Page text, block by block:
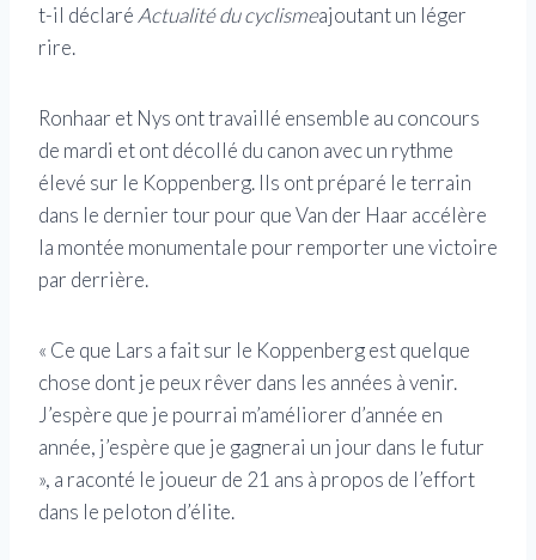
t-il déclaré Actualité du cyclismeajoutant un léger
rire.
Ronhaar et Nys ont travaillé ensemble au concours
de mardi et ont décollé du canon avec un rythme
élevé sur le Koppenberg. Ils ont préparé le terrain
dans le dernier tour pour que Van der Haar accélère
la montée monumentale pour remporter une victoire
par derrière.
« Ce que Lars a fait sur le Koppenberg est quelque
chose dont je peux rêver dans les années à venir.
J’espère que je pourrai m’améliorer d’année en
année, j’espère que je gagnerai un jour dans le futur
», a raconté le joueur de 21 ans à propos de l’effort
dans le peloton d’élite.